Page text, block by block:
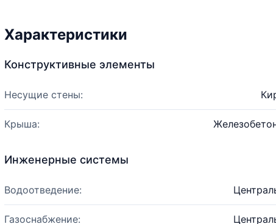
Характеристики
Конструктивные элементы
Несущие стены:
Крыша:
Инженерные системы
Водоотведение:
Газоснабжение: